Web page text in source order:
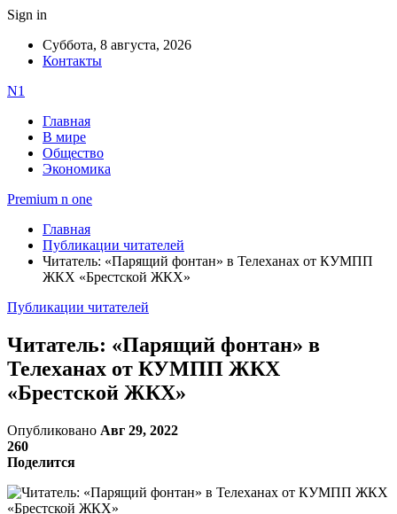
Sign in
Суббота, 8 августа, 2026
Контакты
N1
Главная
В мире
Общество
Экономика
Premium n one
Главная
Публикации читателей
Читатель: «Парящий фонтан» в Телеханах от КУМПП
ЖКХ «Брестской ЖКХ»
Публикации читателей
Читатель: «Парящий фонтан» в
Телеханах от КУМПП ЖКХ
«Брестской ЖКХ»
Опубликовано Авг 29, 2022
260
Поделится